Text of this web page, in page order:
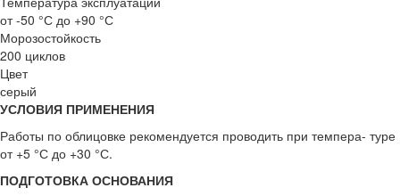
от -50 °С до +90 °С
Морозостойкость
200 циклов
Цвет
серый
УСЛОВИЯ ПРИМЕНЕНИЯ
Работы по облицовке рекомендуется проводить при темпера- туре
от +5 °С до +30 °С.
ПОДГОТОВКА ОСНОВАНИЯ